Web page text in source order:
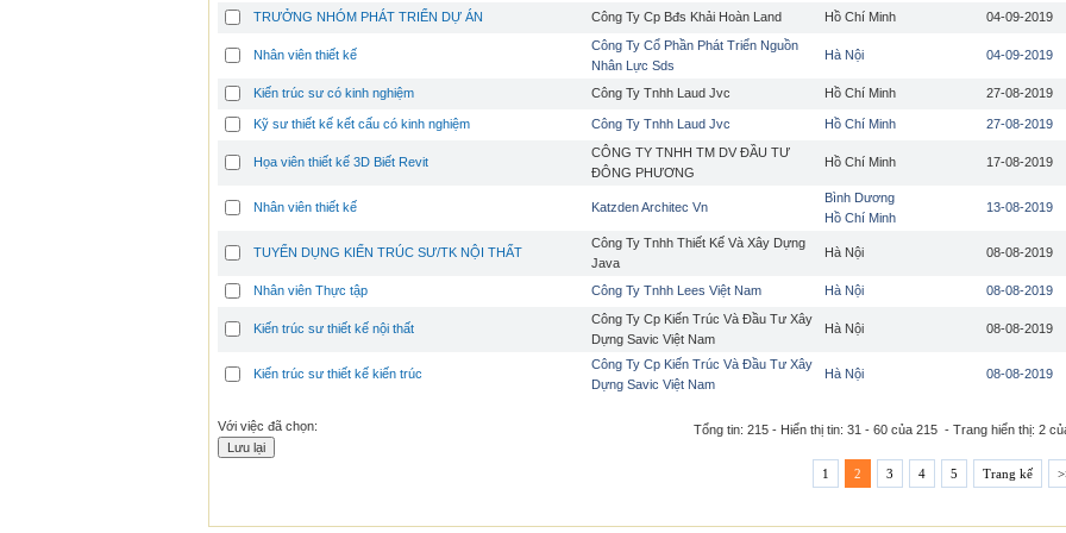
TRƯỞNG NHÓM PHÁT TRIỂN DỰ ÁN Công Ty Cp Bđs Khải Hoàn Land Hồ Chí Minh 04-09-2019
Nhân viên thiết kế
Công Ty Cổ Phần Phát Triển Nguồn
Nhân Lực Sds
Hà Nội 04-09-2019
Kiến trúc sư có kinh nghiệm Công Ty Tnhh Laud Jvc Hồ Chí Minh 27-08-2019
Kỹ sư thiết kế kết cấu có kinh nghiệm Công Ty Tnhh Laud Jvc Hồ Chí Minh 27-08-2019
Họa viên thiết kế 3D Biết Revit
CÔNG TY TNHH TM DV ĐẦU TƯ
ĐÔNG PHƯƠNG
Hồ Chí Minh 17-08-2019
Nhân viên thiết kế Katzden Architec Vn
Bình Dương
Hồ Chí Minh
13-08-2019
TUYỂN DỤNG KIẾN TRÚC SƯ/TK NỘI THẤT
Công Ty Tnhh Thiết Kế Và Xây Dựng
Java
Hà Nội 08-08-2019
Nhân viên Thực tập Công Ty Tnhh Lees Việt Nam Hà Nội 08-08-2019
Kiến trúc sư thiết kế nội thất
Công Ty Cp Kiến Trúc Và Đầu Tư Xây
Dựng Savic Việt Nam
Hà Nội 08-08-2019
Kiến trúc sư thiết kế kiến trúc
Công Ty Cp Kiến Trúc Và Đầu Tư Xây
Dựng Savic Việt Nam
Hà Nội 08-08-2019
Với việc đã chọn: Tổng tin: 215 - Hiển thị tin: 31 - 60 của 215 - Trang hiển thị: 2
1 2 3 4 5 Trang kế